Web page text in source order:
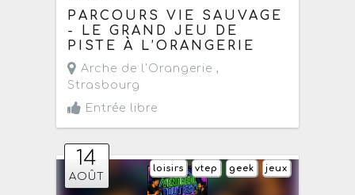
PARCOURS VIE SAUVAGE
- LE GRAND JEU DE
PISTE À L’ORANGERIE
Arche de l'Orangerie ,
Strasbourg
Entrée libre
14
AOÛT
jeux
geek
vtep
loisirs